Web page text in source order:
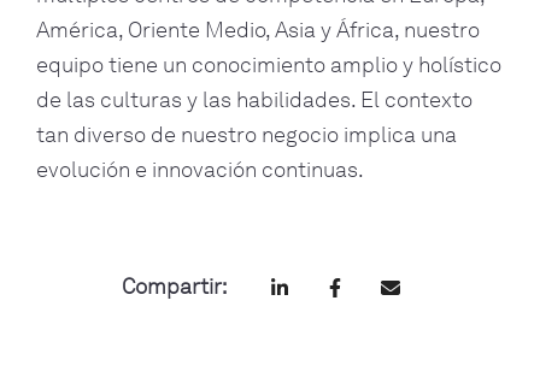
América, Oriente Medio, Asia y África, nuestro
equipo tiene un conocimiento amplio y holístico
de las culturas y las habilidades. El contexto
tan diverso de nuestro negocio implica una
evolución e innovación continuas.
Compartir: